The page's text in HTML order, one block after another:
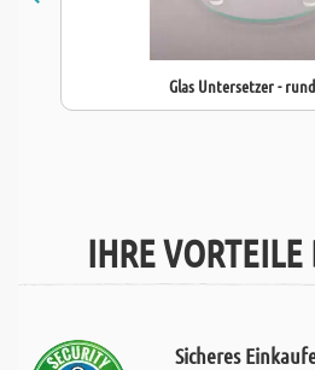
Glas Untersetzer -
IHRE
Sicheres